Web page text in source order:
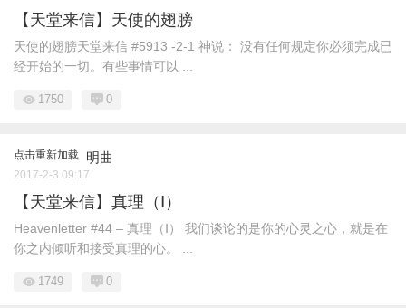
【天堂来信】天使的翅膀
天使的翅膀天堂来信 #5913 -2-1 神说： 没有任何规定你必须完成已
经开始的一切。有些事情可以 ...
1750 0
点击重新加载 明曲
2017-2-3 09:17
【天堂来信】真理（Ⅰ）
Heavenletter #44 – 真理（Ⅰ） 我们谈论的是你的心灵之心，就是在
你之内倾听和接受真理的心。 ...
1749 0